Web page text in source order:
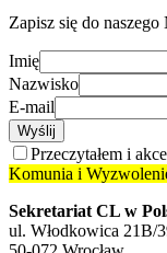
Zapisz się do naszego
Imię
Nazwisko
E-mail
Wyślij
Przeczytałem i
Komunia i
Sekretariat CL w
ul. Włodkowica 21B/